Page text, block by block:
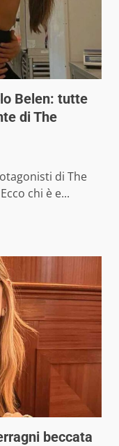
Belen: tutte
di The
di The
chi è e...
beccata